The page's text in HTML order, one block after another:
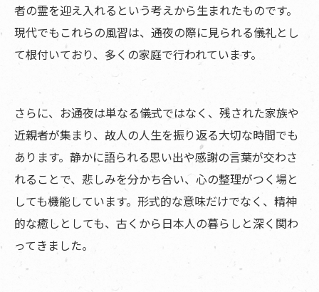
者の霊を迎え入れるという考えから生まれたものです。
現代でもこれらの風習は、通夜の際に見られる儀礼とし
て根付いており、多くの家庭で行われています。
さらに、お通夜は単なる儀式ではなく、残された家族や
近親者が集まり、故人の人生を振り返る大切な時間でも
あります。静かに語られる思い出や感謝の言葉が交わさ
れることで、悲しみを分かち合い、心の整理がつく場と
しても機能しています。形式的な意味だけでなく、精神
的な癒しとしても、古くから日本人の暮らしと深く関わ
ってきました。